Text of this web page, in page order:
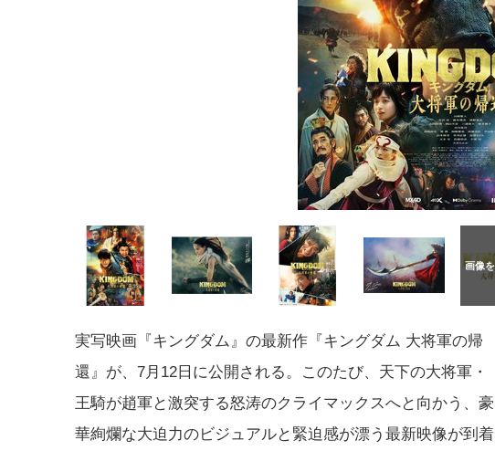
実写映画『キングダム』の最新作『キングダム 大将軍の帰
還』が、7月12日に公開される。このたび、天下の大将軍・
王騎が趙軍と激突する怒涛のクライマックスへと向かう、豪
華絢爛な大迫力のビジュアルと緊迫感が漂う最新映像が到着